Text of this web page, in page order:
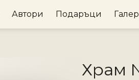
Автори Подаръци
Храм